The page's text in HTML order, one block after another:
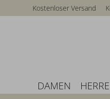
Kostenloser Versand
DAMEN